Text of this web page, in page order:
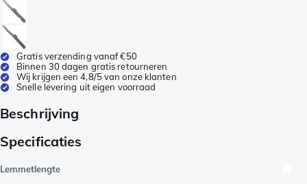
Gratis verzending vanaf €50
Binnen 30 dagen gratis retourneren
Wij krijgen een 4,8/5 van onze klanten
Snelle levering uit eigen voorraad
Beschrijving
Specificaties
Lemmetlengte